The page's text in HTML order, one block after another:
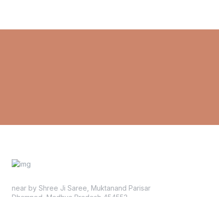
near by Shree Ji Saree, Muktanand Parisar